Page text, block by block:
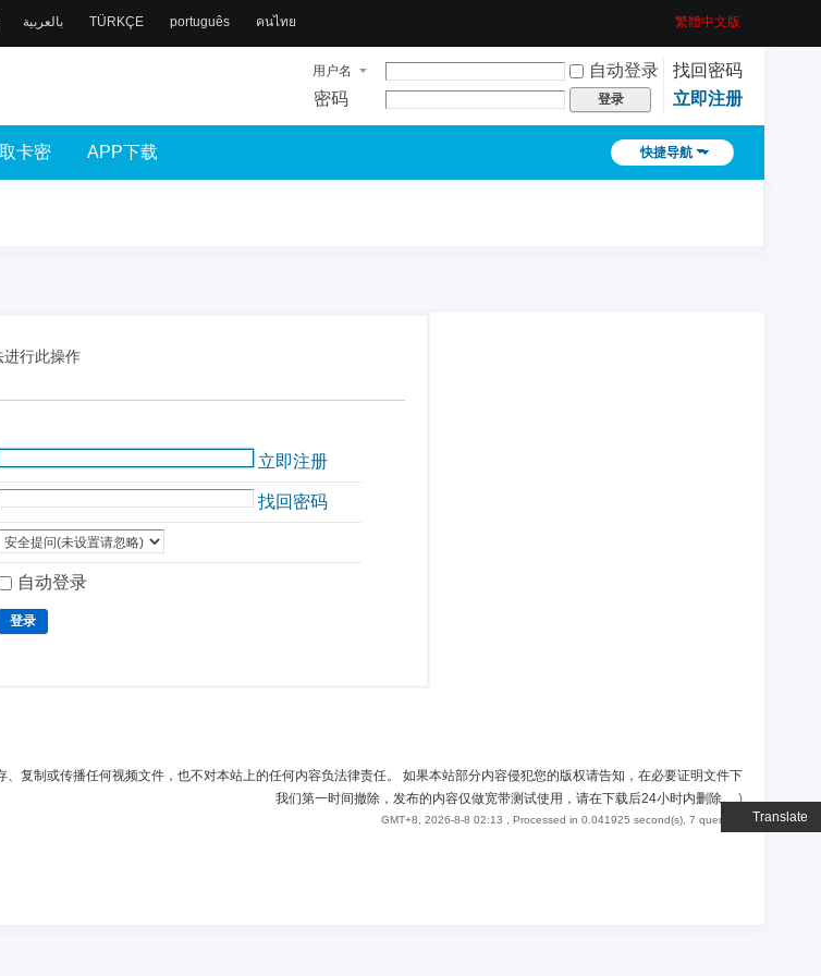
Translate
بالعربية TÜRKÇE português คนไทย 繁體中文版
用户名 自动登录
找回密码
密码
登录 立即注册
快捷导航
卡密 APP下载
进行此操作
立即注册
找回密码
自动登录
登录
复制或传播任何视频文件，也不对本站上的任何内容负法律责任。 如果本站部分内容侵犯您的版权请告知，在必要证明文件下
我们第一时间撤除，发布的内容仅做宽带测试使用，请在下载后24小时内删除。)
GMT+8, 2026-8-8 02:13 , Processed in 0.041925 second(s), 7 queries .